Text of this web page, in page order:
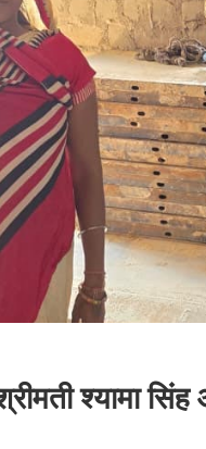
श्यामा सिंह